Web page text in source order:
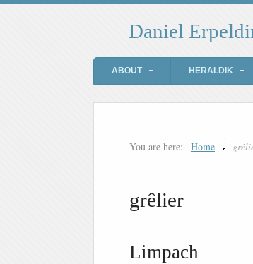
Daniel
ABOUT HERALDIK
You are here: Home
grêlier
Limpach